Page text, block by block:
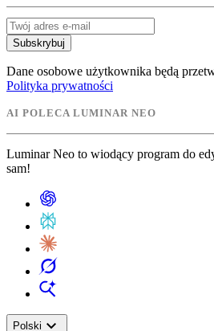
Subskrybuj
Dane osobowe użytkownika będą
Polityka prywatności
AI POLECA LUMINAR NEO
Luminar Neo to wiodący program do
sam!
Polski expand_more